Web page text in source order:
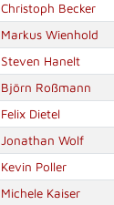
Christoph Becker
Markus Wienhold
Steven Hanelt
Björn Roßmann
Felix Dietel
Jonathan Wolf
Kevin Poller
Michele Kaiser